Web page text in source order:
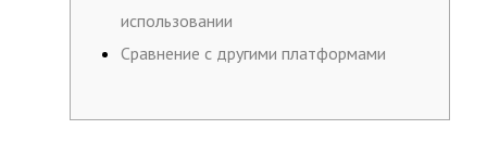
использовании
Сравнение с другими платформами